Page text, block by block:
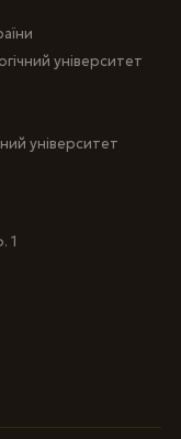
університет
університет
1